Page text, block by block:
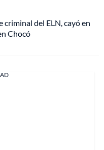
criminal del ELN, cayó en
Chocó